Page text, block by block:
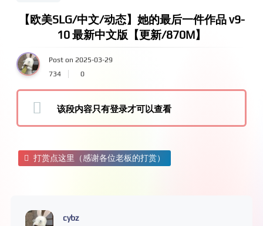
【欧美SLG/中文/动态】她的最后一件作品 v9-
10 最新中文版【更新/870M】
Post on 2025-03-29
734
0
该段内容只有登录才可以查看
打赏点这里（感谢各位老板的打赏）
cybz